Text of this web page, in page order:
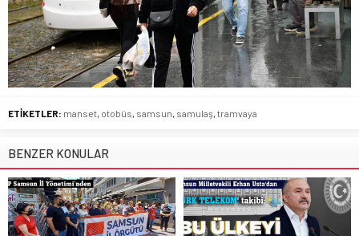
ETİKETLER: manset, otobüs, samsun, samulaş, tramvaya
BENZER KONULAR